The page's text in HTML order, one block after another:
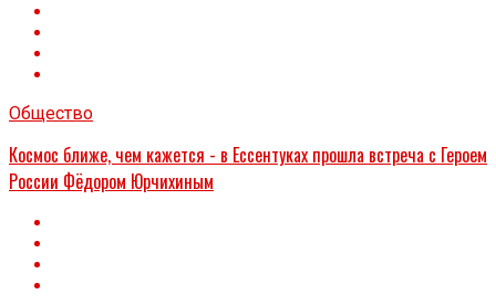
Общество
Космос ближе, чем кажется - в Ессентуках прошла встреча с Героем
России Фёдором Юрчихиным